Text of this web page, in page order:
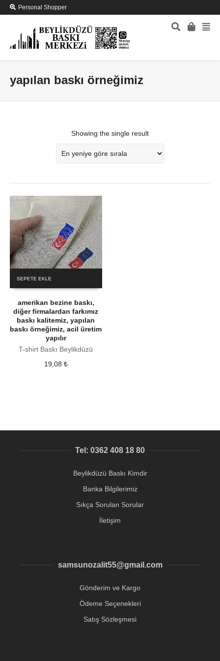
Personal Shopper
yapılan baskı örneğimiz
Showing the single result
SEPETE EKLE
amerikan bezine baskı,
diğer firmalardan farkımız
baskı kalitemiz, yapılan
baskı örneğimiz, acil üretim
yapılır
T-shirt Baskı Beylikdüzü
19,08 ₺
Tel: 0362 408 18 80
Beylikdüzü Baskı Kimdir
Banka Bilgilerimiz
Sıkça Sorulan Sorular
İletişim
samsunozalit55@gmail.com
Gönderim ve Kargo
Ödeme Seçenekleri
Satış Sözleşmesi